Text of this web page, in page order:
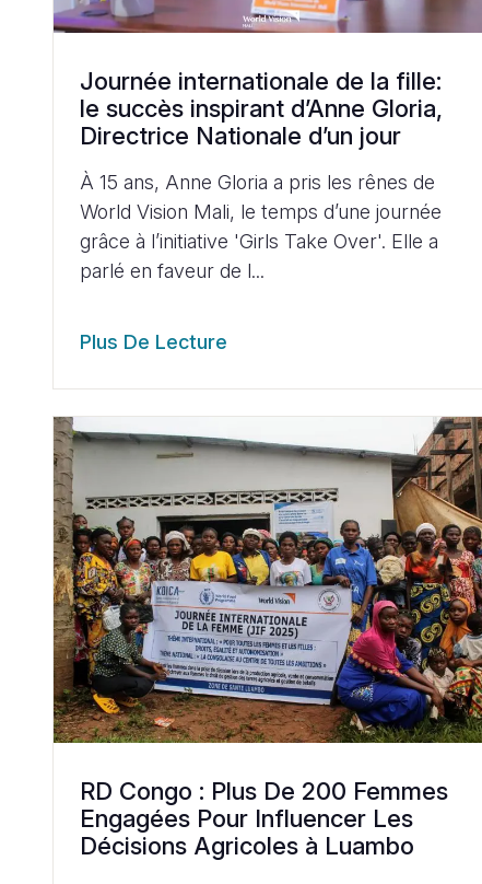
Journée internationale de la fille:
le succès inspirant d’Anne Gloria,
Directrice Nationale d’un jour
À 15 ans, Anne Gloria a pris les rênes de
World Vision Mali, le temps d’une journée
grâce à l’initiative 'Girls Take Over'. Elle a
parlé en faveur de l...
Plus De Lecture
RD Congo : Plus De 200 Femmes
Engagées Pour Influencer Les
Décisions Agricoles à Luambo